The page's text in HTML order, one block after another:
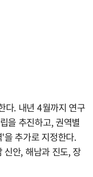
다. 내년 4월까지 연구
을 추진하고, 권역별
추가로 지정한다.
신안, 해남과 진도, 장